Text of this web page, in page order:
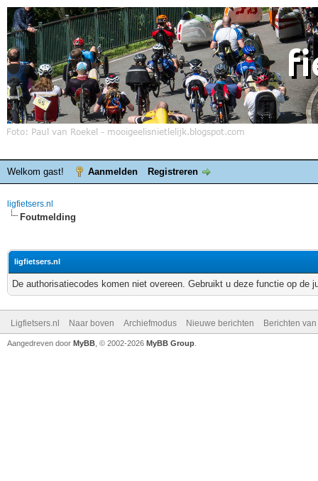
Welkom gast! Aanmelden Registreren
ligfietsers.nl
Foutmelding
ligfietsers.nl
De authorisatiecodes komen niet overeen. Gebruikt u deze functie op de
Ligfietsers.nl Naar boven Archiefmodus Nieuwe berichten Berichten
Aangedreven door MyBB , © 2002-2026 MyBB Group